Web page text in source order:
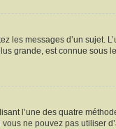
messages d’un sujet.
grande, est connue sous
l’une des quatre
ne pouvez pas utiliser